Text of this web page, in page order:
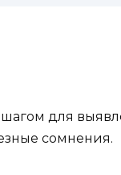
для
сомнения.